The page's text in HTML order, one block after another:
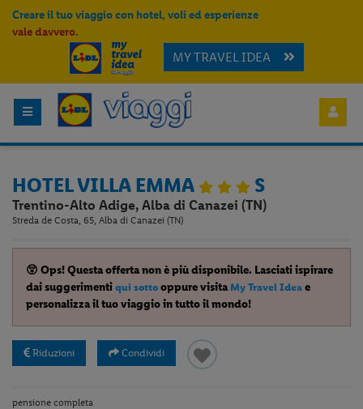
Creare il tuo viaggio con hotel, voli ed esperienze
vale davvero.
MY TRAVEL IDEA
HOTEL VILLA EMMA S
Trentino-Alto Adige, Alba di Canazei (TN)
Streda de Costa, 65, Alba di Canazei (TN)
😲 Ops! Questa offerta non è più disponibile. Lasciati ispirare
dai suggerimentiqui sotto oppure visita My Travel Idea e
personalizza il tuo viaggio in tutto il mondo!
Riduzioni Condividi
pensione completa